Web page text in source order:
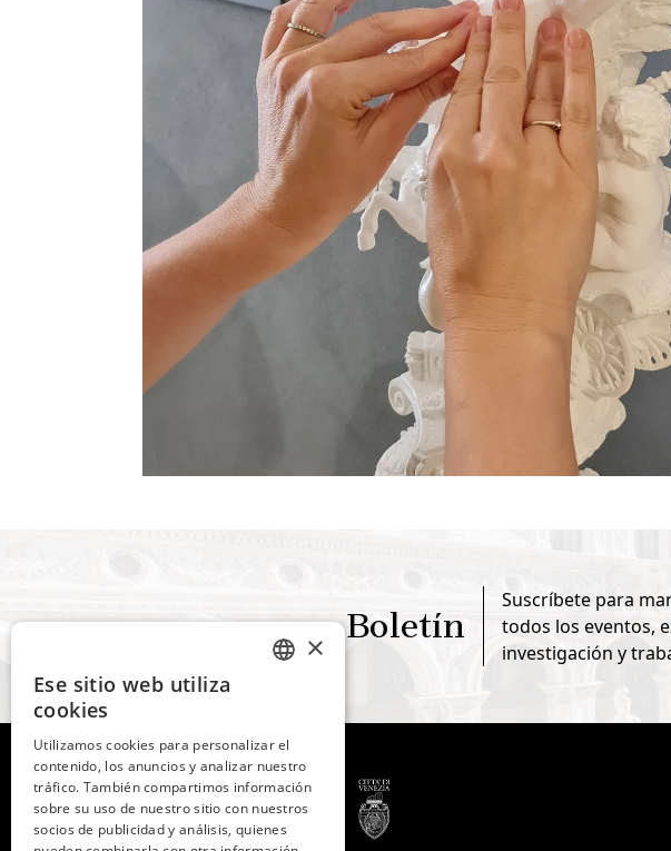
Boletín
Suscríbete para
todos los eventos,
investigación y
SPANISH
GERMAN
FRENCH
×
Ese sitio web utiliza
cookies
Utilizamos cookies para personalizar el
contenido, los anuncios y analizar nuestro
tráfico. También compartimos información
sobre su uso de nuestro sitio con nuestros
socios de publicidad y análisis, quienes